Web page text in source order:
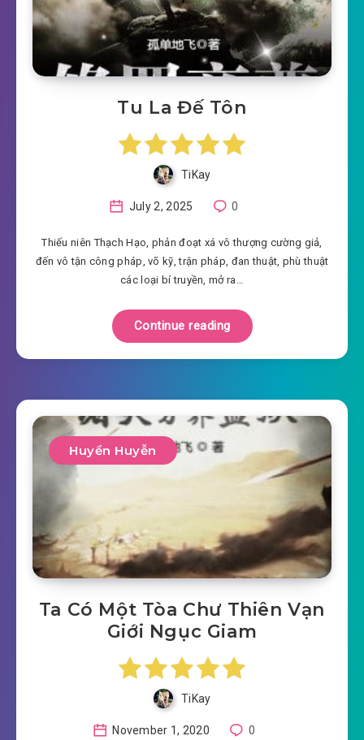
Tu La Đế Tôn
TiKay
July 2, 2025 0
Thiếu niên Thạch Hạo, phản đoạt xá vô thượng cường giả,
đến vô tận công pháp, võ kỹ, trận pháp, đan thuật, phù thuật
các loại bí truyền, mở ra…
Continue reading
Huyền Huyễn
Ta Có Một Tòa Chư Thiên Vạn
Giới Ngục Giam
TiKay
November 1, 2020 0